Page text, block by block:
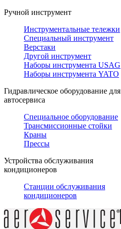
Ручной инструмент
Инструментальные тележки
Специальный инструмент
Верстаки
Другой инструмент
Наборы инструмента USAG
Наборы инструмента YATO
Гидравлическое оборудование для
автосервиса
Специальное оборудование
Трансмиссионные стойки
Краны
Прессы
Устройства обслуживания
кондиционеров
Станции обслуживания
кондиционеров